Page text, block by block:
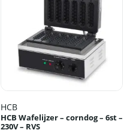
HCB
HCB Wafelijzer – corndog – 6st –
230V – RVS